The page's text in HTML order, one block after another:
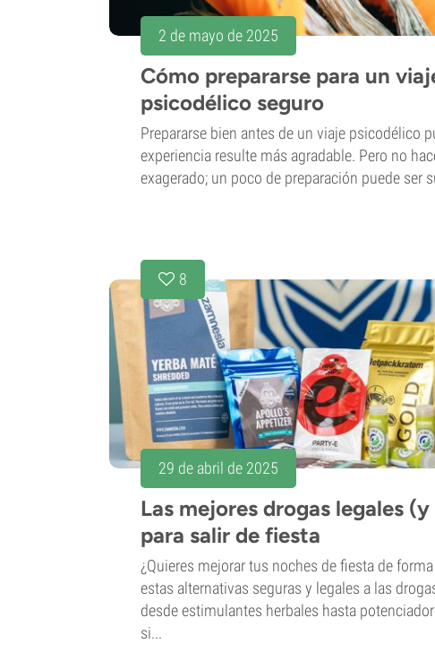
2 de mayo de 2025
Cómo prepararse para un
psicodélico seguro
Prepararse bien antes de un viaje psicodélico
experiencia resulte más agradable. Pero no
exagerado; un poco de preparación puede ser
8
29 de abril de 2025
Las mejores drogas legales
para salir de fiesta
¿Quieres mejorar tus noches de fiesta de
estas alternativas seguras y legales a las
desde estimulantes herbales hasta
si...